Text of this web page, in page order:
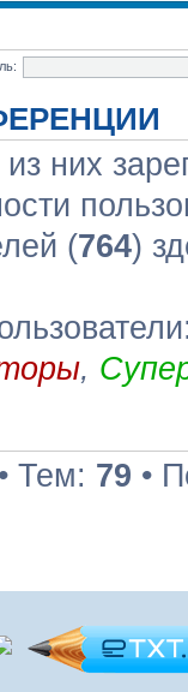
из них
(764)
,
• Тем: 79 •